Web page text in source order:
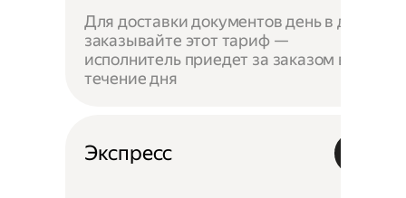
Для доставки документов день в день
заказывайте этот тариф —
исполнитель приедет за заказом в
течение дня
Экспресс